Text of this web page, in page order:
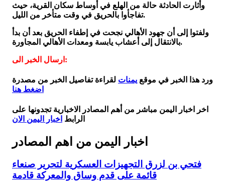
وأثارت الحادثة حالة من الهلع في أوساط سكان القرية، حيث
تفاجأوا بالحريق في وقت متأخر من الليل.
ولفتوا إلى أن جهود الأهالي نجحت في إطفاء الحريق بعد أن بدأ
بالانتقال إلى أعشاب يابسة ومعدات الأهالي المجاورة.
ارسال الخبر الى:
ورد هذا الخبر في موقع يمنات لقراءة تفاصيل الخبر من مصدرة
اضغط هنا
اخر اخبار اليمن مباشر من أهم المصادر الاخبارية تجدونها على
الرابط اخبار اليمن الان
اخبار اليمن من اهم المصادر
فتحي بن لزرق التجهيزات العسكرية لتحرير صنعاء
قائمة على قدم وساق والمعركة قادمة